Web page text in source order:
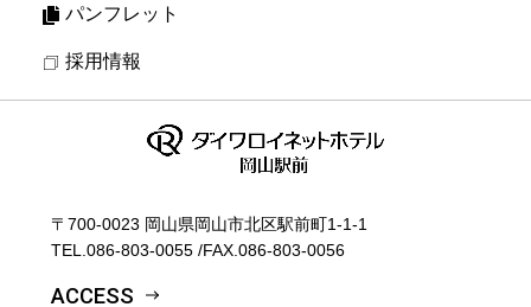
パンフレット
採用情報
〒700-0023 岡山県岡山市北区駅前町1-1-1
TEL.086-803-0055 /FAX.086-803-0056
ACCESS